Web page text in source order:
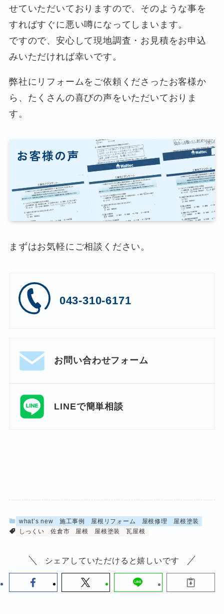
せていただいておりますので、そのような事を
すればすぐに悪い噂になってしまいます。
ですので、安心して現地調査・お見積をお申込
みいただければ幸いです。
弊社にリフォームをご依頼くださったお客様か
ら、たくさんの喜びの声をいただいておりま
す。
まずはお気軽にご相談ください。
043-310-6171
お問い合わせフォーム
LINEで簡単相談
what’s new 施工事例 屋根リフォーム 屋根修理
屋根塗装
しっくい
佐倉市 屋根 屋根塗装 瓦屋根
シェアしていただけると嬉しいです